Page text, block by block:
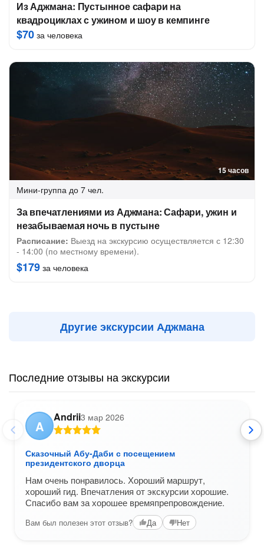
Из Аджмана: Пустынное сафари на
квадроциклах с ужином и шоу в кемпинге
$70 за человека
15 часов
Мини-группа до 7 чел.
За впечатлениями из Аджмана: Сафари, ужин и
незабываемая ночь в пустыне
Расписание: Выезд на экскурсию осуществляется с 12:30
- 14:00 (по местному времени).
$179 за человека
Другие экскурсии Аджмана
Последние отзывы на экскурсии
A
Andrii3 мар 2026
Сказочный Абу-Даби с посещением
президентского дворца
Нам очень понравилось. Хороший маршрут,
хороший гид. Впечатления от экскурсии хорошие.
Спасибо вам за хорошее времяпрепровождение.
Вам был полезен этот отзыв? Да Нет